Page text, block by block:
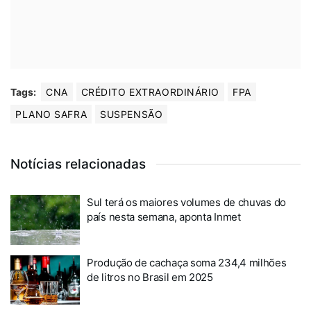
Tags: CNA CRÉDITO EXTRAORDINÁRIO
FPA
PLANO SAFRA
SUSPENSÃO
Notícias relacionadas
Sul terá os maiores volumes de chuvas do
país nesta semana, aponta Inmet
Produção de cachaça soma 234,4 milhões
de litros no Brasil em 2025